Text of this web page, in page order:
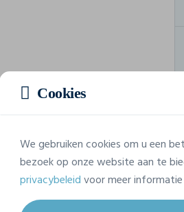
Eigenschappen
Merk
Cookies
We gebruiken cookies om u een
bezoek op onze website aan te
privacybeleidvoor meer